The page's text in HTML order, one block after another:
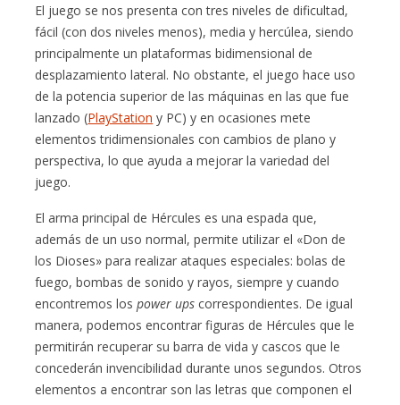
El juego se nos presenta con tres niveles de dificultad,
fácil (con dos niveles menos), media y hercúlea, siendo
principalmente un plataformas bidimensional de
desplazamiento lateral. No obstante, el juego hace uso
de la potencia superior de las máquinas en las que fue
lanzado (PlayStation y PC) y en ocasiones mete
elementos tridimensionales con cambios de plano y
perspectiva, lo que ayuda a mejorar la variedad del
juego.
El arma principal de Hércules es una espada que,
además de un uso normal, permite utilizar el «Don de
los Dioses» para realizar ataques especiales: bolas de
fuego, bombas de sonido y rayos, siempre y cuando
encontremos lospower ups correspondientes. De igual
manera, podemos encontrar figuras de Hércules que le
permitirán recuperar su barra de vida y cascos que le
concederán invencibilidad durante unos segundos. Otros
elementos a encontrar son las letras que componen el